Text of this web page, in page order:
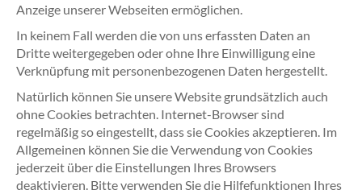
Anzeige unserer Webseiten ermöglichen.
In keinem Fall werden die von uns erfassten Daten an
Dritte weitergegeben oder ohne Ihre Einwilligung eine
Verknüpfung mit personenbezogenen Daten hergestellt.
Natürlich können Sie unsere Website grundsätzlich auch
ohne Cookies betrachten. Internet-Browser sind
regelmäßig so eingestellt, dass sie Cookies akzeptieren. Im
Allgemeinen können Sie die Verwendung von Cookies
jederzeit über die Einstellungen Ihres Browsers
deaktivieren. Bitte verwenden Sie die Hilfefunktionen Ihres